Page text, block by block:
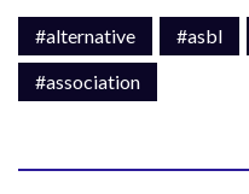
#alternative #asbl
#association